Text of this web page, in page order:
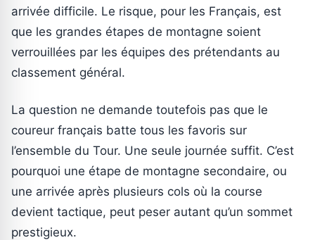
arrivée difficile. Le risque, pour les Français, est
que les grandes étapes de montagne soient
verrouillées par les équipes des prétendants au
classement général.
La question ne demande toutefois pas que le
coureur français batte tous les favoris sur
l’ensemble du Tour. Une seule journée suffit. C’est
pourquoi une étape de montagne secondaire, ou
une arrivée après plusieurs cols où la course
devient tactique, peut peser autant qu’un sommet
prestigieux.